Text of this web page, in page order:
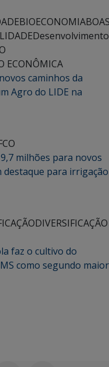
BIOECONOMIA
Desenvolvimento
ECONÔMICA
caminhos da
Agro do LIDE na
milhões para novos
destaque para irrigação
DIVERSIFICAÇÃO
faz o cultivo do
como segundo maior